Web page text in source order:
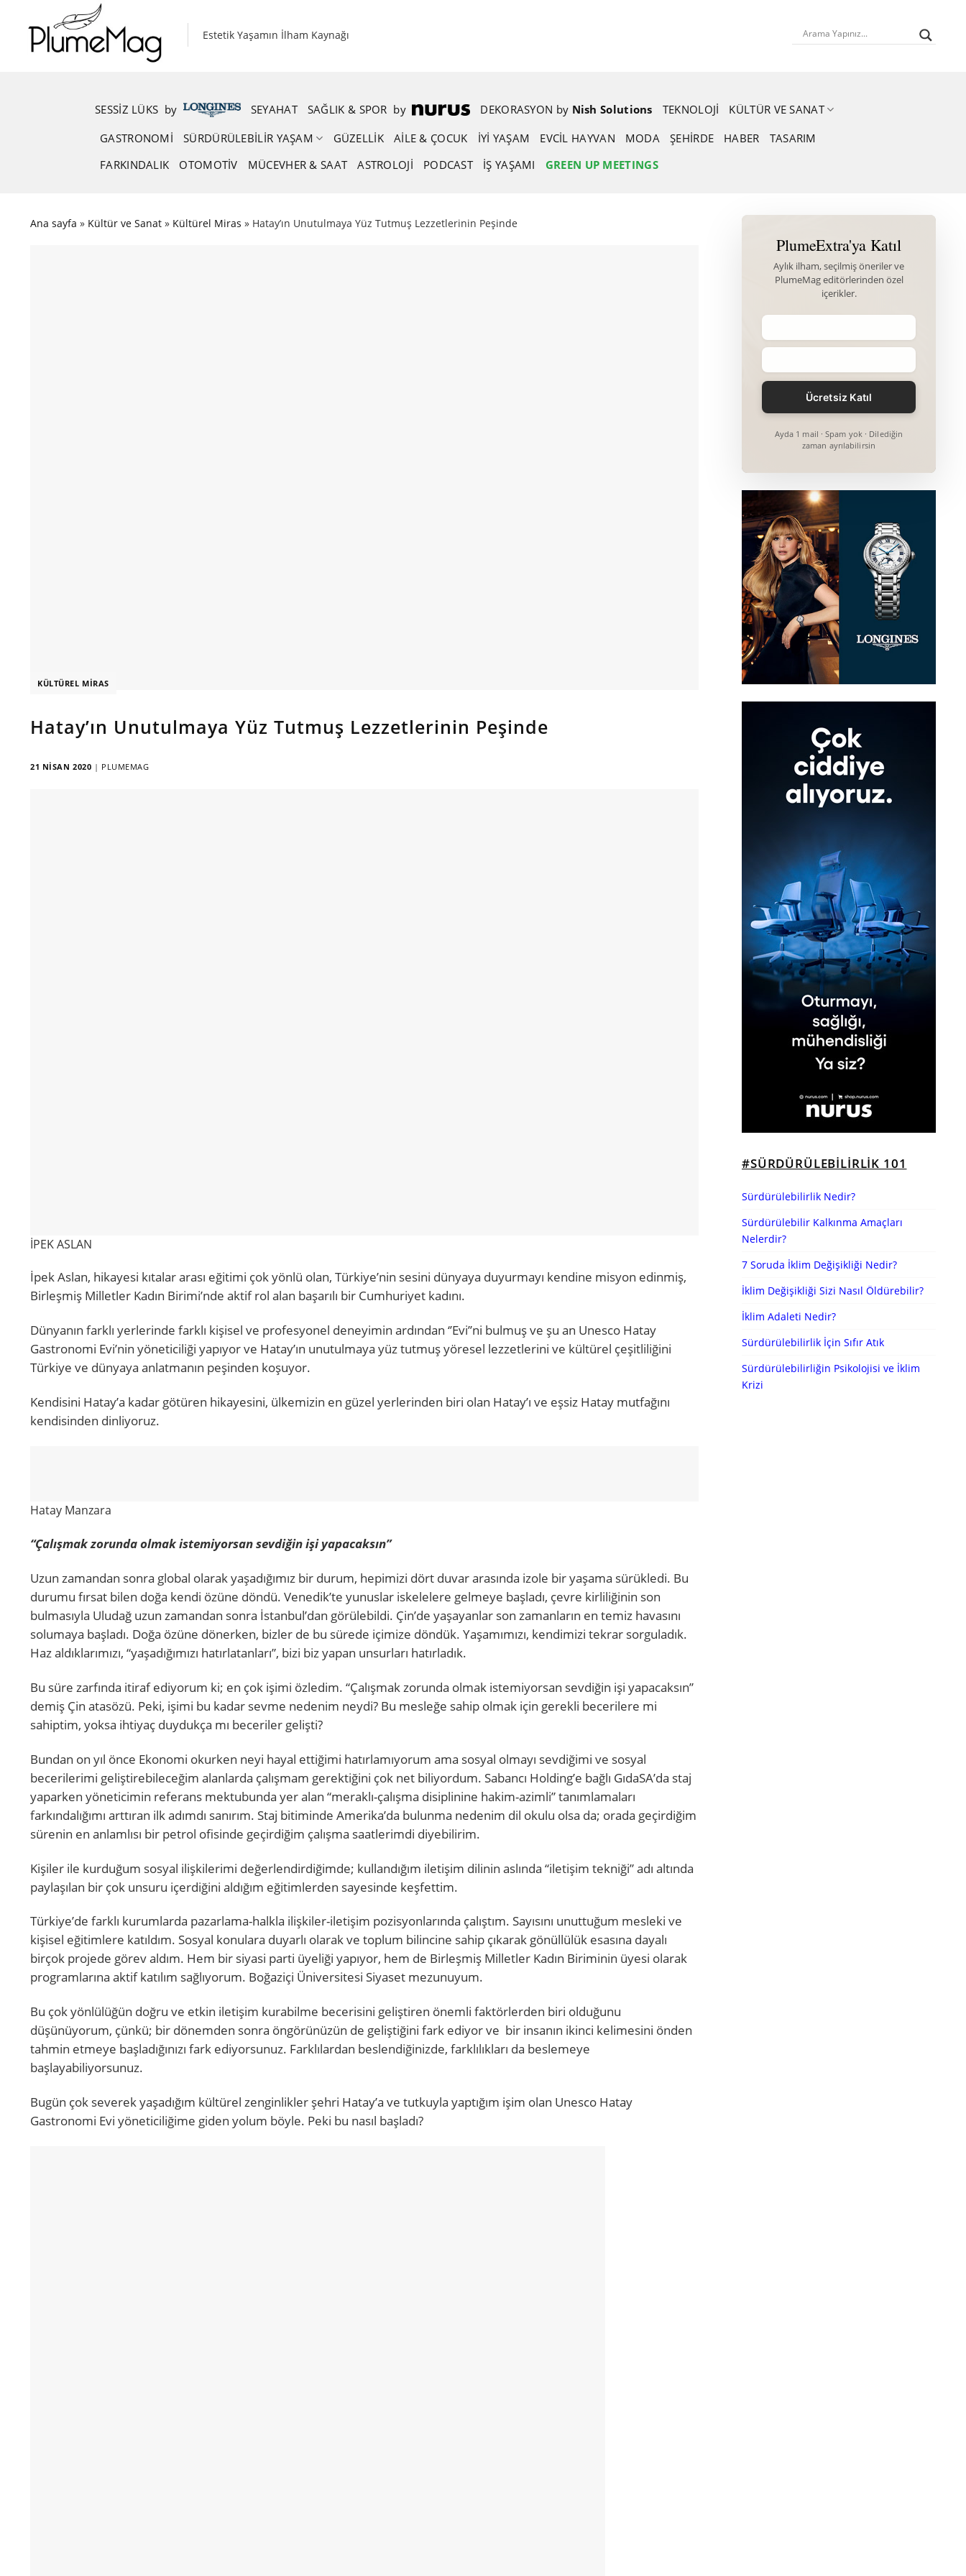
content
Estetik Yaşamın İlham Kaynağı
SESSIZ LÜKS by SEYAHAT SAĞLIK & SPOR by DEKORASYON by Nish Solutions TEKNOLOJI
KÜLTÜR VE SANAT
GASTRONOMI
SÜRDÜRÜLEBILIR YAŞAM GÜZELLIK AİLE & ÇOCUK İYİ YAŞAM EVCIL HAYVAN MODA ŞEHIRDE HABER
TASARIM
FARKINDALIK
OTOMOTIV MÜCEVHER & SAAT ASTROLOJI PODCAST İŞ YAŞAMI GREEN UP MEETINGS
Ana sayfa » Kültür ve Sanat » Kültürel Miras » Hatay’ın Unutulmaya Yüz Tutmuş Lezzetlerinin Peşinde
KÜLTÜREL MIRAS
Hatay’ın Unutulmaya Yüz Tutmuş Lezzetlerinin Peşinde
21 NISAN 2020 | PLUMEMAG
İPEK ASLAN
İpek Aslan, hikayesi kıtalar arası eğitimi çok yönlü olan, Türkiye’nin sesini dünyaya duyurmayı kendine misyon edinmiş,
Birleşmiş Milletler Kadın Birimi’nde aktif rol alan başarılı bir Cumhuriyet kadını.
Dünyanın farklı yerlerinde farklı kişisel ve profesyonel deneyimin ardından ‘’Evi’’ni bulmuş ve şu an Unesco Hatay
Gastronomi Evi’nin yöneticiliği yapıyor ve Hatay’ın unutulmaya yüz tutmuş yöresel lezzetlerini ve kültürel çeşitliliğini
Türkiye ve dünyaya anlatmanın peşinden koşuyor.
Kendisini Hatay’a kadar götüren hikayesini, ülkemizin en güzel yerlerinden biri olan Hatay’ı ve eşsiz Hatay mutfağını
kendisinden dinliyoruz.
Hatay Manzara
“Çalışmak zorunda olmak istemiyorsan sevdiğin işi yapacaksın”
Uzun zamandan sonra global olarak yaşadığımız bir durum, hepimizi dört duvar arasında izole bir yaşama sürükledi. Bu
durumu fırsat bilen doğa kendi özüne döndü. Venedik’te yunuslar iskelelere gelmeye başladı, çevre kirliliğinin son
bulmasıyla Uludağ uzun zamandan sonra İstanbul’dan görülebildi. Çin’de yaşayanlar son zamanların en temiz havasını
solumaya başladı. Doğa özüne dönerken, bizler de bu sürede içimize döndük. Yaşamımızı, kendimizi tekrar sorguladık.
Haz aldıklarımızı, “yaşadığımızı hatırlatanları”, bizi biz yapan unsurları hatırladık.
Bu süre zarfında itiraf ediyorum ki; en çok işimi özledim. “Çalışmak zorunda olmak istemiyorsan sevdiğin işi yapacaksın”
demiş Çin atasözü. Peki, işimi bu kadar sevme nedenim neydi? Bu mesleğe sahip olmak için gerekli becerilere mi
sahiptim, yoksa ihtiyaç duydukça mı beceriler gelişti?
Bundan on yıl önce Ekonomi okurken neyi hayal ettiğimi hatırlamıyorum ama sosyal olmayı sevdiğimi ve sosyal
becerilerimi geliştirebileceğim alanlarda çalışmam gerektiğini çok net biliyordum. Sabancı Holding’e bağlı GıdaSA’da staj
yaparken yöneticimin referans mektubunda yer alan “meraklı-çalışma disiplinine hakim-azimli” tanımlamaları
farkındalığımı arttıran ilk adımdı sanırım. Staj bitiminde Amerika’da bulunma nedenim dil okulu olsa da; orada geçirdiğim
sürenin en anlamlısı bir petrol ofisinde geçirdiğim çalışma saatlerimdi diyebilirim.
Kişiler ile kurduğum sosyal ilişkilerimi değerlendirdiğimde; kullandığım iletişim dilinin aslında “iletişim tekniği” adı altında
paylaşılan bir çok unsuru içerdiğini aldığım eğitimlerden sayesinde keşfettim.
Türkiye’de farklı kurumlarda pazarlama-halkla ilişkiler-iletişim pozisyonlarında çalıştım. Sayısını unuttuğum mesleki ve
kişisel eğitimlere katıldım. Sosyal konulara duyarlı olarak ve toplum bilincine sahip çıkarak gönüllülük esasına dayalı
birçok projede görev aldım. Hem bir siyasi parti üyeliği yapıyor, hem de Birleşmiş Milletler Kadın Biriminin üyesi olarak
programlarına aktif katılım sağlıyorum. Boğaziçi Üniversitesi Siyaset mezunuyum.
Bu çok yönlülüğün doğru ve etkin iletişim kurabilme becerisini geliştiren önemli faktörlerden biri olduğunu
düşünüyorum, çünkü; bir dönemden sonra öngörünüzün de geliştiğini fark ediyor ve bir insanın ikinci kelimesini önden
tahmin etmeye başladığınızı fark ediyorsunuz. Farklılardan beslendiğinizde, farklılıkları da beslemeye
başlayabiliyorsunuz.
Bugün çok severek yaşadığım kültürel zenginlikler şehri Hatay’a ve tutkuyla yaptığım işim olan Unesco Hatay
Gastronomi Evi yöneticiliğime giden yolum böyle. Peki bu nasıl başladı?
PlumeExtra'ya Katıl
Aylık ilham, seçilmiş öneriler ve
PlumeMag editörlerinden özel
içerikler.
Ayda 1 mail · Spam yok · Dilediğin
zaman ayrılabilirsin
#SÜRDÜRÜLEBILIRLIK 101
Sürdürülebilirlik Nedir?
Sürdürülebilir Kalkınma Amaçları
Nelerdir?
7 Soruda İklim Değişikliği Nedir?
İklim Değişikliği Sizi Nasıl Öldürebilir?
İklim Adaleti Nedir?
Sürdürülebilirlik İçin Sıfır Atık
Sürdürülebilirliğin Psikolojisi ve İklim
Krizi